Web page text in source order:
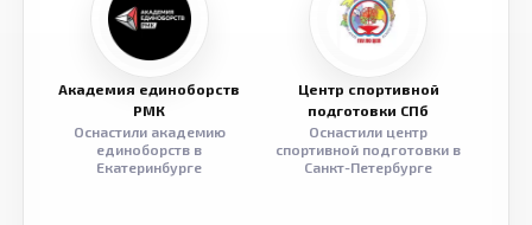
Академия единоборств
РМК
Оснастили академию
единоборств в
Екатеринбурге
Центр спортивной
подготовки СПб
Оснастили центр
спортивной подготовки в
Санкт-Петербурге